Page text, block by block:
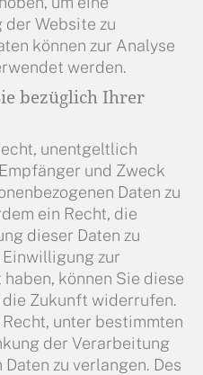
Website zu
können zur Analyse
werden.
bezüglich Ihrer
unentgeltlich
und Zweck
Daten zu
ein Recht, die
dieser Daten zu
Einwilligung zur
können Sie diese
Zukunft widerrufen.
unter bestimmten
der Verarbeitung
zu verlangen. Des